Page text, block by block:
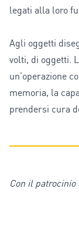
legati alla loro
Agli oggetti
volti, di oggetti.
un’operazione
memoria, la
prendersi cura
Con il patrocinio